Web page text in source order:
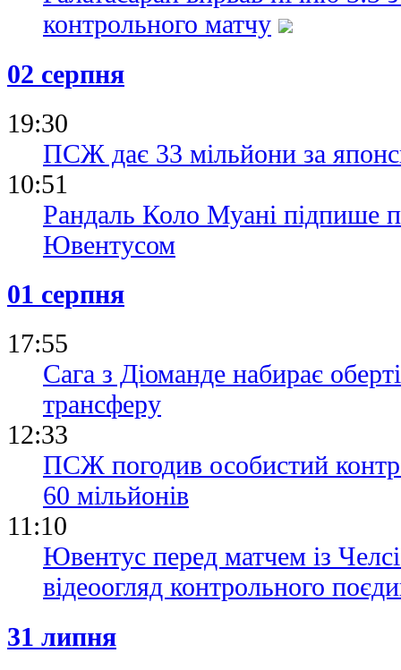
контрольного матчу
02 серпня
19:30
ПСЖ дає 33 мільйони за
10:51
Рандаль Коло Муані підпише
Ювентусом
01 серпня
17:55
Сага з Діоманде набирає
трансферу
12:33
ПСЖ погодив особистий
60 мільйонів
11:10
Ювентус перед матчем із
відеоогляд контрольного
31 липня